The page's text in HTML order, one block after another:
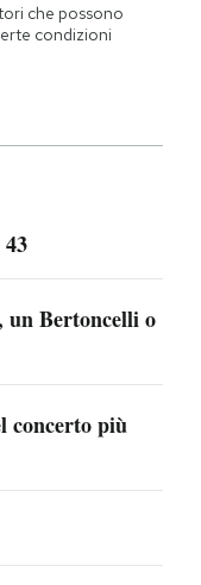
che possono
condizioni
un Bertoncelli o
concerto più